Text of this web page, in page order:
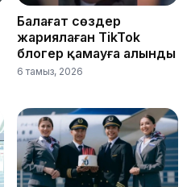
Балағат сөздер
жариялаған TikTok
блогер қамауға алынды
6 тамыз, 2026